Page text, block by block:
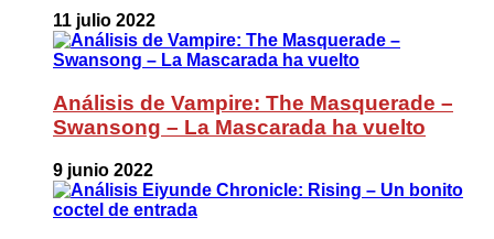
11 julio 2022
Análisis de Vampire: The Masquerade –
Swansong – La Mascarada ha vuelto
9 junio 2022